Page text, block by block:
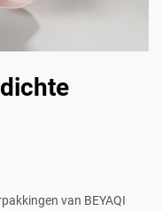
van BEYAQI